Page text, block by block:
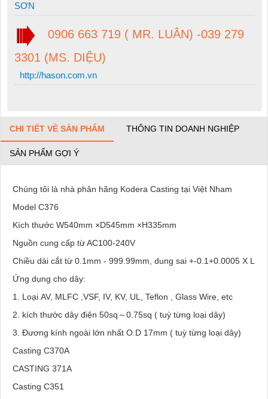
SƠN
0906 663 719 ( MR. LUÂN) -039 279
3301 (MS. DIỆU)
http://hason.com.vn
CHI TIẾT VỀ SẢN PHẨM THÔNG TIN DOANH NGHIỆP
SẢN PHẨM GỢI Ý
Chúng tôi là nhà phân hãng Kodera Casting tại Việt Nham
Model C376
Kích thước W540mm ×D545mm ×H335mm
Nguồn cung cấp từ AC100-240V
Chiều dài cắt từ 0.1mm - 999.99mm, dung sai +-0.1+0.0005 X L
Ứng dụng cho dây:
1. Loại AV, MLFC ,VSF, IV, KV, UL, Teflon , Glass Wire, etc
2. kích thước dây điện 50sq～0.75sq ( tuỳ từng loại dây)
3. Đương kính ngoài lớn nhất O.D 17mm ( tuỳ từng loại dây)
Casting C370A
CASTING 371A
Casting C351